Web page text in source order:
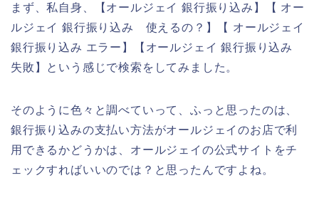
まず、私自身、【オールジェイ 銀行振り込み】【 オー
ルジェイ 銀行振り込み 使えるの？】【 オールジェイ
銀行振り込み エラー】【オールジェイ 銀行振り込み
失敗】という感じで検索をしてみました。
そのように色々と調べていって、ふっと思ったのは、
銀行振り込みの支払い方法がオールジェイのお店で利
用できるかどうかは、オールジェイの公式サイトをチ
ェックすればいいのでは？と思ったんですよね。